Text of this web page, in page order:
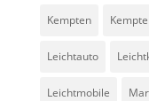
Kempten
Leichtauto
Leichtmobile